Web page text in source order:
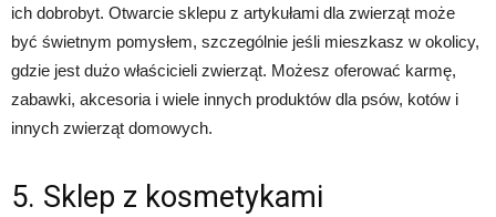
ich dobrobyt. Otwarcie sklepu z artykułami dla zwierząt może
być świetnym pomysłem, szczególnie jeśli mieszkasz w okolicy,
gdzie jest dużo właścicieli zwierząt. Możesz oferować karmę,
zabawki, akcesoria i wiele innych produktów dla psów, kotów i
innych zwierząt domowych.
5. Sklep z kosmetykami